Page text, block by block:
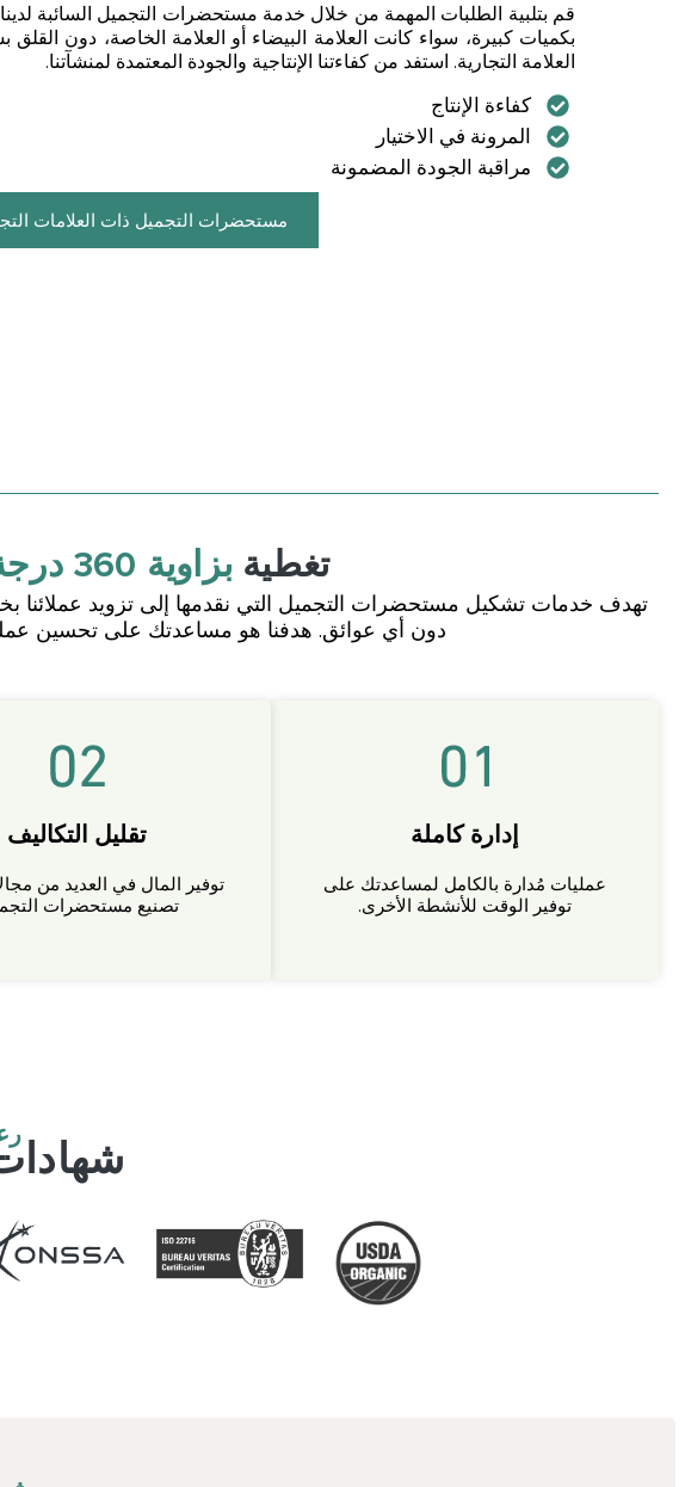
قم بتلبية الطلبات المهمة من خلال خدمة مستحضرات التجميل السائبة
بكميات كبيرة، سواء كانت العلامة البيضاء أو العلامة الخاصة، دون القلق
العلامة التجارية. استفد من كفاءتنا الإنتاجية والجودة المعتمدة لمنشآتنا.
كفاءة الإنتاج
المرونة في الاختيار
مراقبة الجودة المضمونة
مستحضرات التجميل ذات العلامات
تغطية بزاوية 360 درجة
تهدف خدمات تشكيل مستحضرات التجميل التي نقدمها إلى تزويد عملائنا
دون أي عوائق. هدفنا هو مساعدتك على تحسين
إدارة كاملة
عمليات مُدارة بالكامل لمساعدتك على
توفير الوقت للأنشطة الأخرى.
تقليل التكاليف
توفير المال في العديد من
تصنيع مستحضرات